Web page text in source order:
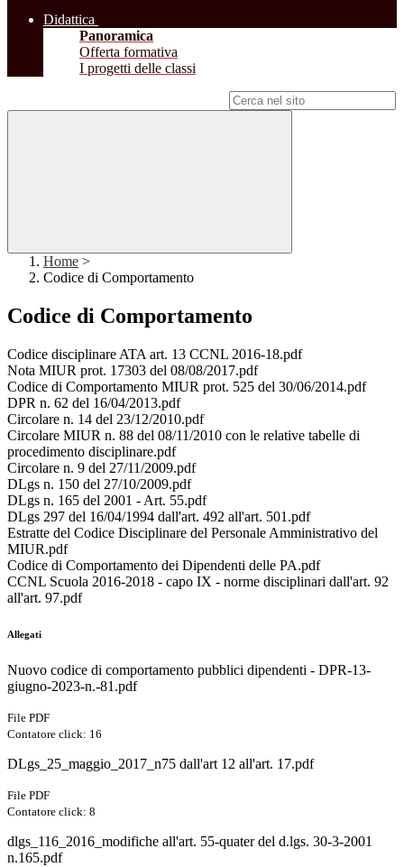
Didattica
Panoramica
Offerta formativa
I progetti delle classi
Home >
Codice di Comportamento
Codice di Comportamento
Codice disciplinare ATA art. 13 CCNL 2016-18.pdf
Nota MIUR prot. 17303 del 08/08/2017.pdf
Codice di Comportamento MIUR prot. 525 del 30/06/2014.pdf
DPR n. 62 del 16/04/2013.pdf
Circolare n. 14 del 23/12/2010.pdf
Circolare MIUR n. 88 del 08/11/2010 con le relative tabelle di
procedimento disciplinare.pdf
Circolare n. 9 del 27/11/2009.pdf
DLgs n. 150 del 27/10/2009.pdf
DLgs n. 165 del 2001 - Art. 55.pdf
DLgs 297 del 16/04/1994 dall'art. 492 all'art. 501.pdf
Estratte del Codice Disciplinare del Personale Amministrativo del
MIUR.pdf
Codice di Comportamento dei Dipendenti delle PA.pdf
CCNL Scuola 2016-2018 - capo IX - norme disciplinari dall'art. 92
all'art. 97.pdf
Allegati
Nuovo codice di comportamento pubblici dipendenti - DPR-13-
giugno-2023-n.-81.pdf
File PDF
Contatore click: 16
DLgs_25_maggio_2017_n75 dall'art 12 all'art. 17.pdf
File PDF
Contatore click: 8
dlgs_116_2016_modifiche all'art. 55-quater del d.lgs. 30-3-2001
n.165.pdf